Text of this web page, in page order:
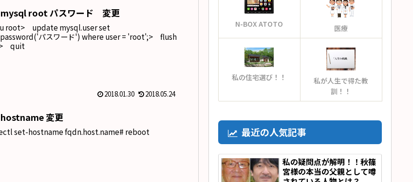
root パスワード 変更
root> update mysql.user set
パスワード') where user = 'root';> flush
quit
2018.01.30 2018.05.24
変更
set-hostname fqdn.host.name# reboot
N-BOX ATOTO 医療
私の住宅選び！！
私が人生で得た教
訓！！
最近の人気記事
私の疑問点が解明！！秋篠
宮様の本当の父親として噂